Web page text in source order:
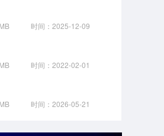
时间：2025-12-09
时间：2022-02-01
时间：2026-05-21